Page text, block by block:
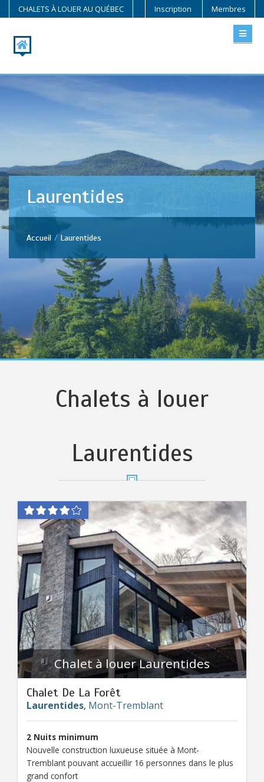
CHALETS À LOUER AU QUÉBEC Inscription Membres
Laurentides
Accueil Laurentides
Chalets à louer
Laurentides
Chalet à louer Laurentides
Chalet De La Forêt
Laurentides, Mont-Tremblant
2 Nuits minimum
Nouvelle construction luxueuse située à Mont-
Tremblant pouvant accueillir 16 personnes dans le plus
grand confort